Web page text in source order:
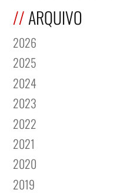
ARQUIVO
2026
2025
2024
2023
2022
2021
2020
2019